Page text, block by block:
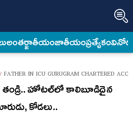
అంత‌ర్జాతీయంజాతీయంప్రత్యేకం
/ FATHER IN ICU GURUGRAM CHARTERED
హోట‌ల్‌లో కాలిబూడిదైన
కోడ‌లు..